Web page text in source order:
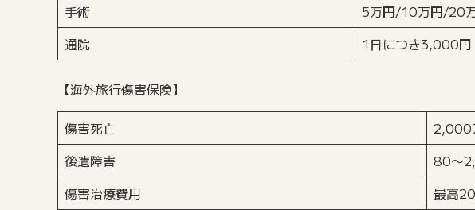
手術
5万円/10万円/20
通院
1日につき3,000円
【海外旅行傷害保険】
傷害死亡
2,000
後遺障害
80〜
傷害治療費用
最高